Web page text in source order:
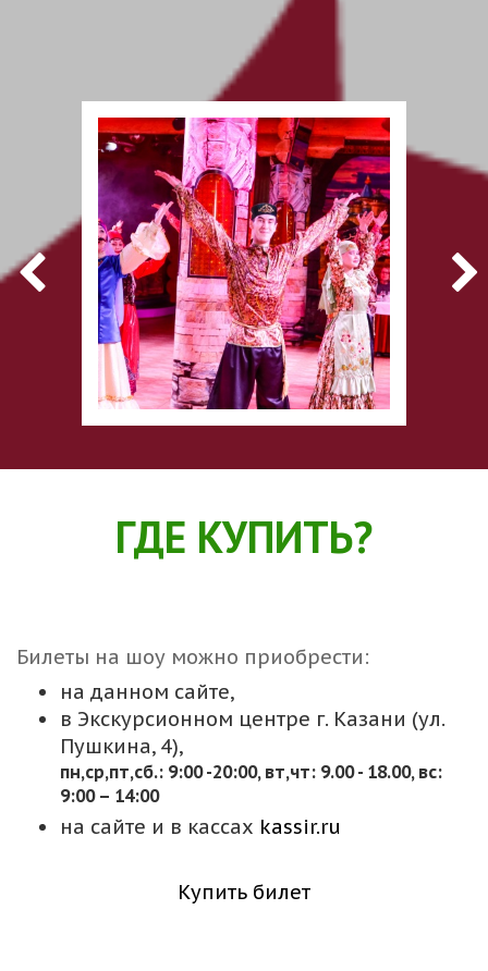
ГДЕ КУПИТЬ?
Билеты на шоу можно приобрести:
на данном сайте,
в Экскурсионном центре г. Казани (ул.
Пушкина, 4),
пн,cр,пт,сб.: 9:00 -20:00, вт,чт: 9.00 - 18.00, вс:
9:00 – 14:00
на сайте и в кассах kassir.ru
Купить билет